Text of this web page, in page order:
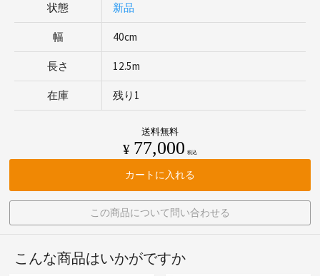
状態 新品
幅 40cm
長さ 12.5m
在庫 残り1
送料無料
¥ 77,000 税込
カートに入れる
この商品について問い合わせる
こんな商品はいかがですか